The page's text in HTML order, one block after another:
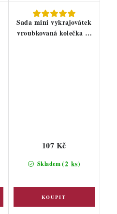
Sada mini vykrajovátek
vroubkovaná kolečka se
Skladem(2 ks)
107 Kč